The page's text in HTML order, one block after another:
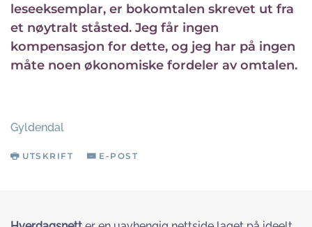
leseeksemplar, er bokomtalen skrevet ut fra
et nøytralt ståsted. Jeg får ingen
kompensasjon for dette, og jeg har på ingen
måte noen økonomiske fordeler av omtalen.
Gyldendal
UTSKRIFT E-POST